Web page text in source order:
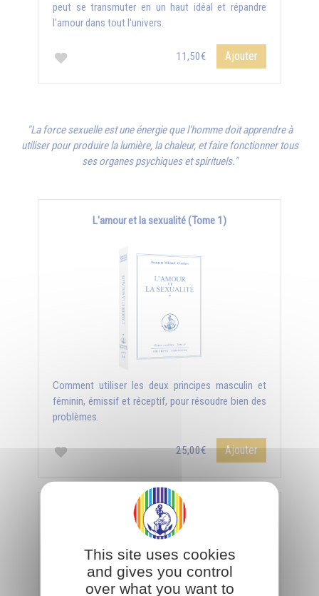
peut se transmuter en un haut idéal et répandre
l'amour dans tout l'univers.
11,50€ Ajouter
"La force sexuelle est une énergie que l'homme doit apprendre à
utiliser pour produire la lumière, la chaleur, et faire fonctionner tous
ses organes psychiques et spirituels."
L'amour et la sexualité (Tome 1)
Comment utiliser les deux principes masculin et
féminin, émissif et réceptif, pour résoudre bien des
problèmes.
25,00€ Ajouter
L'amour et la sexualité (Tome 2)
This site uses cookies
and gives you control
over what you want to